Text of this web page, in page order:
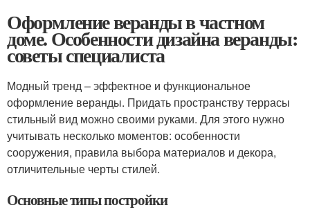
Оформление веранды в частном
доме. Особенности дизайна веранды:
советы специалиста
Модный тренд – эффектное и функциональное
оформление веранды. Придать пространству террасы
стильный вид можно своими руками. Для этого нужно
учитывать несколько моментов: особенности
сооружения, правила выбора материалов и декора,
отличительные черты стилей.
Основные типы постройки